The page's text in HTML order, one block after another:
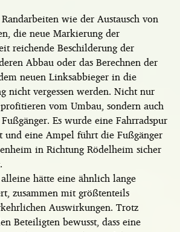
wie der Austausch von
die neue Markierung der
reichende Beschilderung der
Abbau oder das Berechnen der
neuen Linksabbieger in die
nicht vergessen werden. Nicht nur
vom Umbau, sondern auch
Es wurde eine Fahrradspur
und eine Ampel führt die Fußgänger
in Richtung Rödelheim sicher
hätte eine ähnlich lange
zusammen mit größtenteils
Auswirkungen. Trotz
Beteiligten bewusst, dass eine